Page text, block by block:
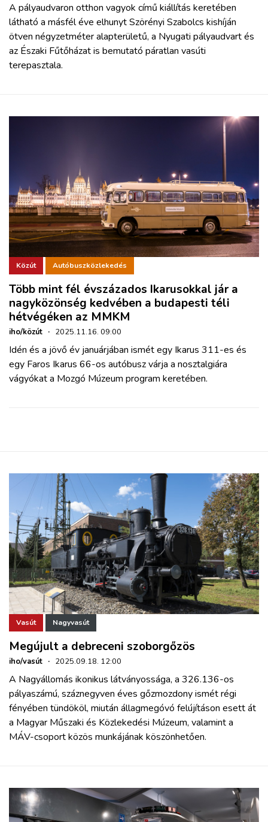
A pályaudvaron otthon vagyok című kiállítás keretében
látható a másfél éve elhunyt Szörényi Szabolcs kishíján
ötven négyzetméter alapterületű, a Nyugati pályaudvart és
az Északi Fűtőházat is bemutató páratlan vasúti
terepasztala.
Közút Autóbuszközlekedés
Több mint fél évszázados Ikarusokkal jár a
nagyközönség kedvében a budapesti téli
hétvégéken az MMKM
iho/közút · 2025.11.16. 09:00
Idén és a jövő év januárjában ismét egy Ikarus 311-es és
egy Faros Ikarus 66-os autóbusz várja a nosztalgiára
vágyókat a Mozgó Múzeum program keretében.
Vasút Nagyvasút
Megújult a debreceni szoborgőzös
iho/vasút · 2025.09.18. 12:00
A Nagyállomás ikonikus látványossága, a 326.136-os
pályaszámú, száznegyven éves gőzmozdony ismét régi
fényében tündököl, miután állagmegóvó felújításon esett át
a Magyar Műszaki és Közlekedési Múzeum, valamint a
MÁV-csoport közös munkájának köszönhetően.